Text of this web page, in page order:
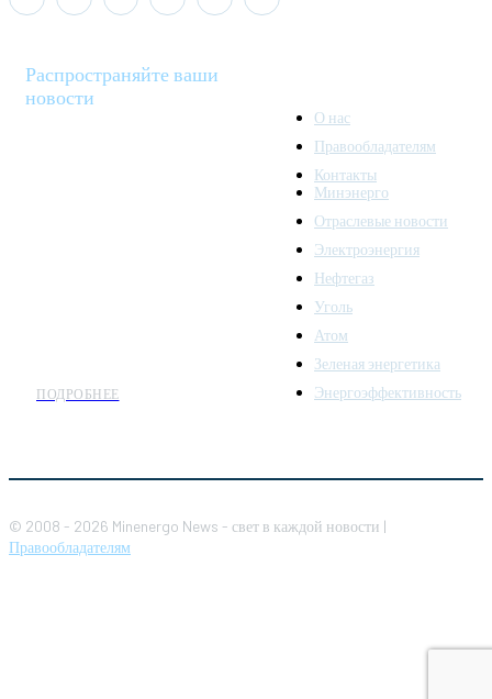
Распространяйте ваши
новости
ПОДРОБНЕЕ
О нас
Правообладателям
Контакты
Минэнерго
Отраслевые новости
Электроэнергия
Нефтегаз
Уголь
Атом
Зеленая энергетика
Энергоэффективность
© 2008 - 2026 Minenergo News - свет в каждой новости |
Правообладателям